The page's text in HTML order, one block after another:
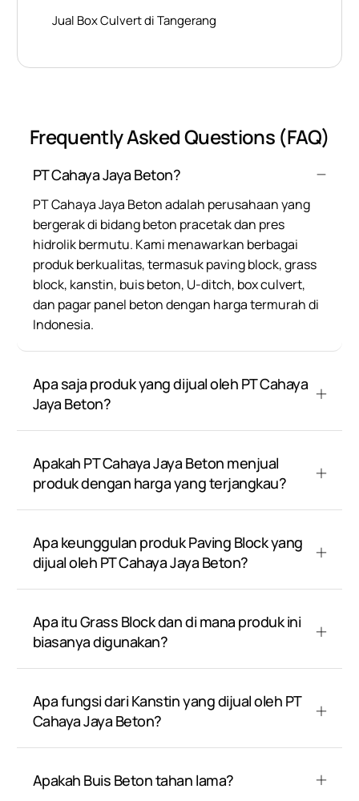
Jual Box Culvert di Tangerang
Frequently Asked Questions (FAQ)
PT Cahaya Jaya Beton?
PT Cahaya Jaya Beton adalah perusahaan yang
bergerak di bidang beton pracetak dan pres
hidrolik bermutu. Kami menawarkan berbagai
produk berkualitas, termasuk paving block, grass
block, kanstin, buis beton, U-ditch, box culvert,
dan pagar panel beton dengan harga termurah di
Indonesia.
Apa saja produk yang dijual oleh PT Cahaya
Jaya Beton?
Apakah PT Cahaya Jaya Beton menjual
produk dengan harga yang terjangkau?
Apa keunggulan produk Paving Block yang
dijual oleh PT Cahaya Jaya Beton?
Apa itu Grass Block dan di mana produk ini
biasanya digunakan?
Apa fungsi dari Kanstin yang dijual oleh PT
Cahaya Jaya Beton?
Apakah Buis Beton tahan lama?